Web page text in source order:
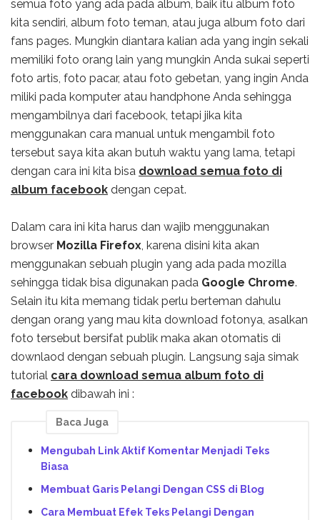
semua foto yang ada pada album, baik itu album foto
kita sendiri, album foto teman, atau juga album foto dari
fans pages. Mungkin diantara kalian ada yang ingin sekali
memiliki foto orang lain yang mungkin Anda sukai seperti
foto artis, foto pacar, atau foto gebetan, yang ingin Anda
miliki pada komputer atau handphone Anda sehingga
mengambilnya dari facebook, tetapi jika kita
menggunakan cara manual untuk mengambil foto
tersebut saya kita akan butuh waktu yang lama, tetapi
dengan cara ini kita bisa download semua foto di
album facebook dengan cepat.
Dalam cara ini kita harus dan wajib menggunakan
browser Mozilla Firefox , karena disini kita akan
menggunakan sebuah plugin yang ada pada mozilla
sehingga tidak bisa digunakan pada Google Chrome.
Selain itu kita memang tidak perlu berteman dahulu
dengan orang yang mau kita download fotonya, asalkan
foto tersebut bersifat publik maka akan otomatis di
downlaod dengan sebuah plugin. Langsung saja simak
tutorial cara download semua album foto di
facebook dibawah ini :
Baca Juga
Mengubah Link Aktif Komentar Menjadi Teks
Biasa
Membuat Garis Pelangi Dengan CSS di Blog
Cara Membuat Efek Teks Pelangi Dengan